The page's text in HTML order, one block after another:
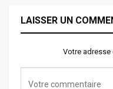
LAISSER UN
Votre adresse